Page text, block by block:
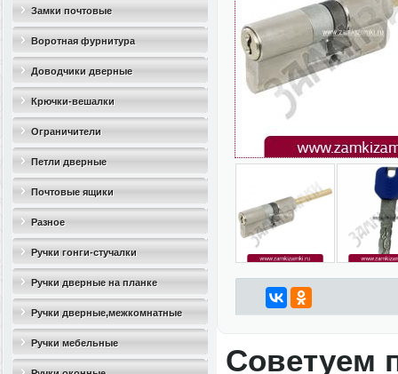
Замки почтовые
Воротная фурнитура
Доводчики дверные
Крючки-вешалки
Ограничители
дверные(стопоры)
Петли дверные
Почтовые ящики
Разное
Ручки гонги-стучалки
Ручки дверные на планке
Ручки дверные,межкомнатные
Ручки мебельные
Советуем